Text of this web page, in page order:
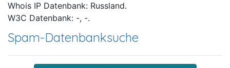
Whois IP Datenbank: Russland.
W3C Datenbank: -, -.
Spam-Datenbanksuche